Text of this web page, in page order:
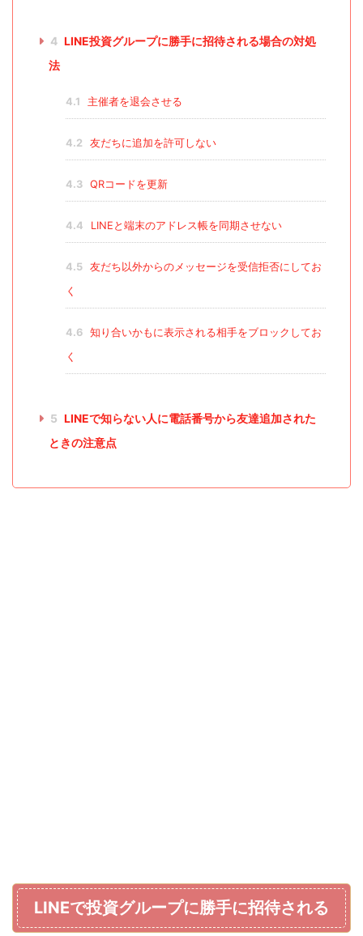
4 LINE投資グループに勝手に招待される場合の対処
法
4.1 主催者を退会させる
4.2 友だちに追加を許可しない
4.3 QRコードを更新
4.4 LINEと端末のアドレス帳を同期させない
4.5
友だち以外からのメッセージを受信拒否にしてお
く
4.6
知り合いかもに表示される相手をブロックしてお
く
5 LINEで知らない人に電話番号から友達追加された
ときの注意点
LINEで投資グループに勝手に招待される